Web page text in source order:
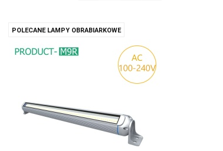
POLECANE LAMPY OBRABIARKOWE